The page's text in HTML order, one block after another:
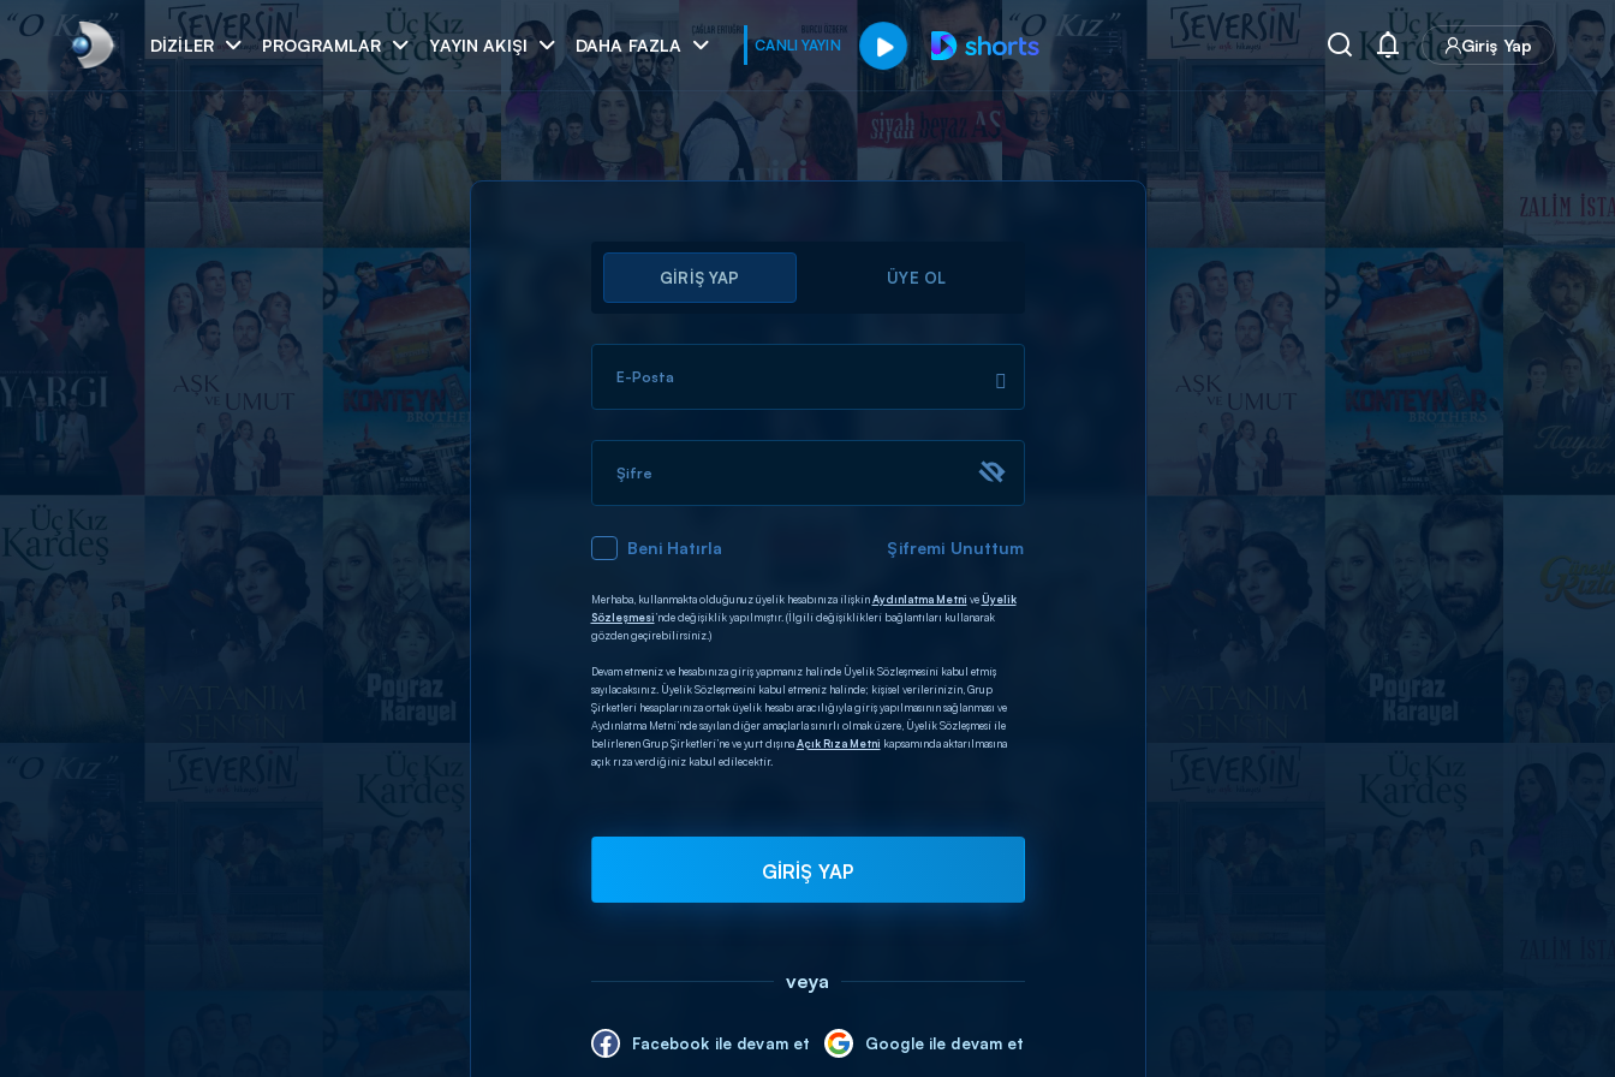
DIZILER PROGRAMLAR YAYIN AKIŞI DAHA FAZLA CANLI YAYIN Giriş Yap
Arama
ARAMA SONUÇLARI
GİRİŞ YAP ÜYE OL
E-Posta
Şifre
Beni Hatırla Şifremi Unuttum
Merhaba, kullanmakta olduğunuz üyelik hesabınıza ilişkinAydınlatma Metni veÜyelik
Sözleşmesi’nde değişiklik yapılmıştır. (İlgili değişiklikleri bağlantıları kullanarak
gözden geçirebilirsiniz.)
Devam etmeniz ve hesabınıza giriş yapmanız halinde Üyelik Sözleşmesini kabul etmiş
sayılacaksınız. Üyelik Sözleşmesini kabul etmeniz halinde; kişisel verilerinizin, Grup
Şirketleri hesaplarınıza ortak üyelik hesabı aracılığıyla giriş yapılmasının sağlanması ve
Aydınlatma Metni’nde sayılan diğer amaçlarla sınırlı olmak üzere, Üyelik Sözleşmesi ile
belirlenen Grup Şirketleri’ne ve yurt dışınaAçık Rıza Metni kapsamında aktarılmasına
açık rıza verdiğiniz kabul edilecektir.
GİRİŞ YAP
veya
Facebook ile devam et Google ile devam et